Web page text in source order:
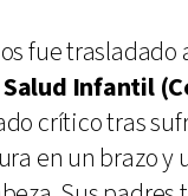
fue trasladado
Infantil
crítico tras
en un brazo y